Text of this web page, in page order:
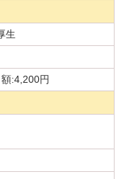
生
額:4,200円